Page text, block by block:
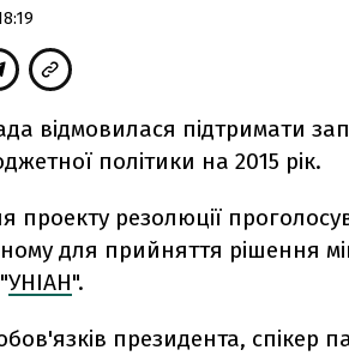
відмовилася підтримати
політики на 2015 рік.
проекту резолюції
для прийняття рішення
УНІАН".
президента, спікер